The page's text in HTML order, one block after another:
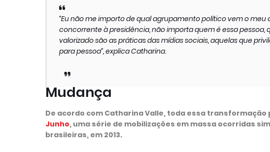
“Eu não me importo de qual agrupamento político vem o
concorrente à presidência, não importa quem é essa pessoa,
valorizado são as práticas das mídias sociais, aquelas que
para pessoa”, explica Catharina.
Mudança
De acordo com Catharina Valle, toda essa
Junho, uma série de mobilizações em massa ocorridas
brasileiras, em 2013.